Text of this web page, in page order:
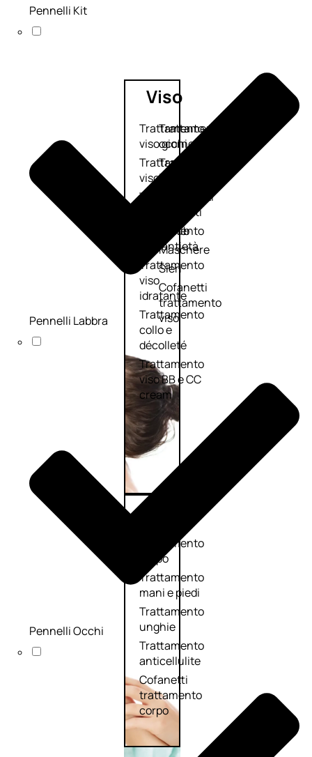
Viso
Trattamento
viso giorno
Trattamento
viso notte
Trattamento
Trattamento
viso antietà
Trattamento
viso
idratante
Trattamento
collo e
décolleté
Trattamento
viso BB e CC
cream
Trattamento
occhi
Trattamento
labbra
Detergenti
trattanti
Scrub
Maschere
Sieri
Cofanetti
trattamento
viso
Trattamento
corpo
Trattamento
mani e piedi
Trattamento
unghie
Trattamento
anticellulite
Cofanetti
trattamento
corpo
Pennelli Kit
Pennelli Labbra
Pennelli Occhi